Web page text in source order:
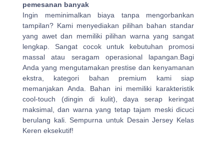
pemesanan banyak
Ingin meminimalkan biaya tanpa mengorbankan
tampilan? Kami menyediakan pilihan bahan standar
yang awet dan memiliki pilihan warna yang sangat
lengkap. Sangat cocok untuk kebutuhan promosi
massal atau seragam operasional lapangan.Bagi
Anda yang mengutamakan prestise dan kenyamanan
ekstra, kategori bahan premium kami siap
memanjakan Anda. Bahan ini memiliki karakteristik
cool-touch (dingin di kulit), daya serap keringat
maksimal, dan warna yang tetap tajam meski dicuci
berulang kali. Sempurna untuk Desain Jersey Kelas
Keren eksekutif!